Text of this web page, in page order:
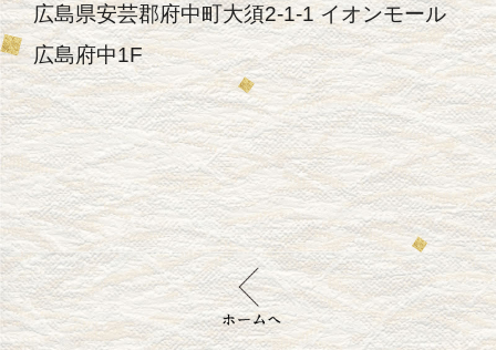
広島県安芸郡府中町大須2-1-1 イオンモール
広島府中1F